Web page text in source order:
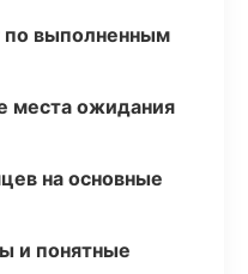
выполненным
места ожидания
на основные
и понятные